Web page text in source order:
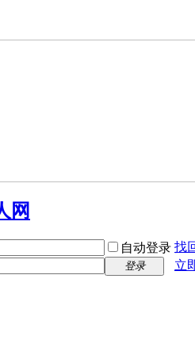
自动登录 找
登录
立